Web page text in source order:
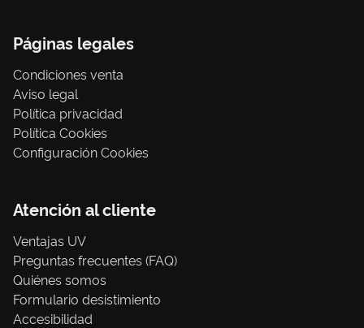
Páginas legales
Condiciones venta
Aviso legal
Política privacidad
Política Cookies
Configuración Cookies
Atención al cliente
Ventajas UV
Preguntas frecuentes (FAQ)
Quiénes somos
Formulario desistimiento
Accesibilidad